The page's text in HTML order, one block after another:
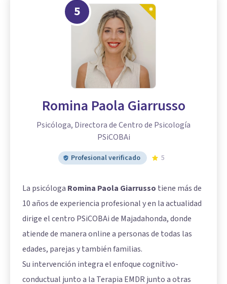
5
Romina Paola Giarrusso
Psicóloga, Directora de Centro de Psicología
PSiCOBAi
Profesional verificado 5
La psicóloga Romina Paola Giarrusso tiene más de
10 años de experiencia profesional y en la actualidad
dirige el centro PSiCOBAi de Majadahonda, donde
atiende de manera online a personas de todas las
edades, parejas y también familias.
Su intervención integra el enfoque cognitivo-
conductual junto a la Terapia EMDR junto a otras